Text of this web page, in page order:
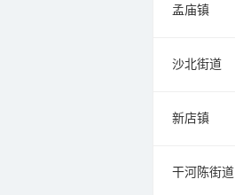
孟庙镇
沙北街道
新店镇
干河陈街道